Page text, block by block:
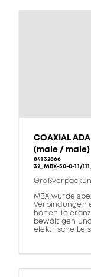
COAXIAL
(male / male)
84132866
32_MBX-50-0-11/
MBX wurde
Verbindungen
hohen
bewältigen
elektrische